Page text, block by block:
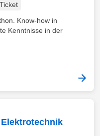
Know-how in
Kenntnisse in der